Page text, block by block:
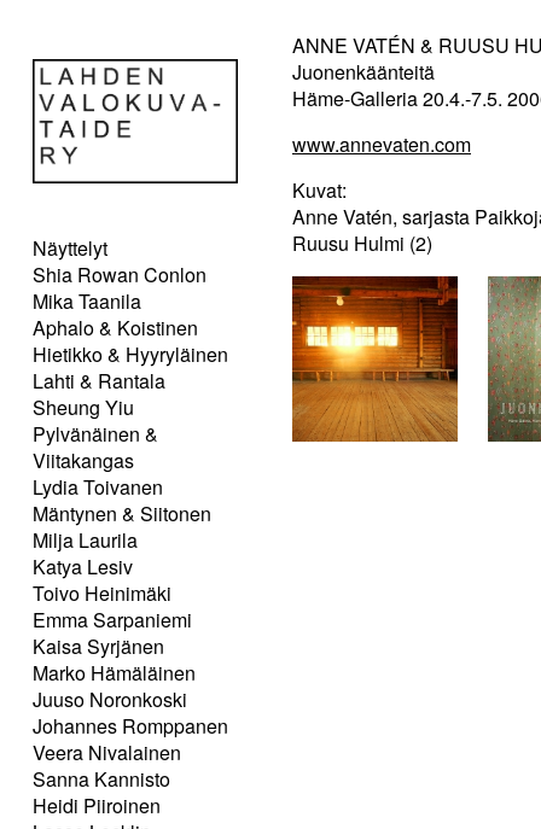
Näyttelyt
Shia Rowan Conlon
Mika Taanila
Aphalo & Koistinen
Hietikko & Hyyryläinen
Lahti & Rantala
Sheung Yiu
Pylvänäinen &
Viitakangas
Lydia Toivanen
Mäntynen & Siitonen
Milja Laurila
Katya Lesiv
Toivo Heinimäki
Emma Sarpaniemi
Kaisa Syrjänen
Marko Hämäläinen
Juuso Noronkoski
Johannes Romppanen
Veera Nivalainen
Sanna Kannisto
Heidi Piiroinen
ANNE VATÉN & RUUSU
Juonenkäänteitä
Häme-Galleria 20.4.-7.5.
www.annevaten.com
Kuvat:
Anne Vatén, sarjasta
Ruusu Hulmi (2)